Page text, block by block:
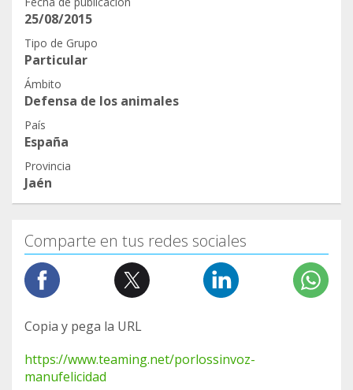
25/08/2015
Tipo de Grupo
Particular
Ámbito
Defensa de los animales
País
España
Provincia
Jaén
Comparte en tus redes sociales
Copia y pega la URL
https://www.teaming.net/porlossinvoz-
manufelicidad